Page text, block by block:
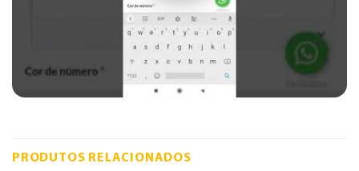
PRODUTOS RELACIONADOS